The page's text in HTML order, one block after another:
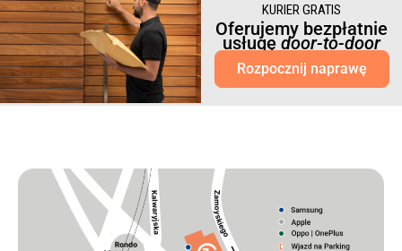
KURIER GRATIS
Oferujemy bezpłatnie
usługę door-to-door
Rozpocznij naprawę